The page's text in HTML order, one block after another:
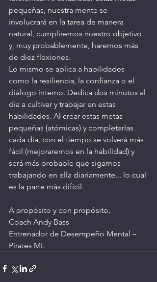
pequeñas, nuestra mente se
involucrará en la tarea de manera
natural, cumpliremos nuestro objetivo
y, muy probablemente, haremos más
de diez flexiones.
Lo mismo se aplica a habilidades
como la resiliencia, la confianza o el
diálogo interno. Dedica dos minutos al
día a cultivar y trabajar en estas
habilidades. Al crear estas metas
pequeñas (atómicas) y completarlas
cada día, con el tiempo se volverá más
fácil (mejoraremos en la habilidad) y
será más probable que sigamos
trabajando en ella diariamente... lo cual
es la parte más difícil.
A propósito y con propósito,
Coach Andy Bass
Entrenador de Desempeño Mental –
Pirates ML